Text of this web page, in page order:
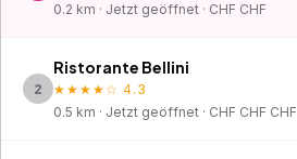
0.2 km · Jetzt geöffnet · CHF CHF
2
Ristorante Bellini
★★★★☆ 4.3
0.5 km · Jetzt geöffnet · CHF CHF CHF